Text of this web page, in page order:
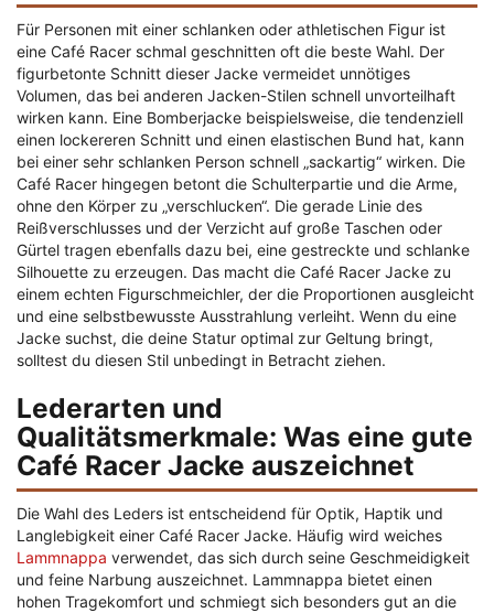
Für Personen mit einer schlanken oder athletischen Figur ist
eine Café Racer schmal geschnitten oft die beste Wahl. Der
figurbetonte Schnitt dieser Jacke vermeidet unnötiges
Volumen, das bei anderen Jacken-Stilen schnell unvorteilhaft
wirken kann. Eine Bomberjacke beispielsweise, die tendenziell
einen lockereren Schnitt und einen elastischen Bund hat, kann
bei einer sehr schlanken Person schnell „sackartig“ wirken. Die
Café Racer hingegen betont die Schulterpartie und die Arme,
ohne den Körper zu „verschlucken“. Die gerade Linie des
Reißverschlusses und der Verzicht auf große Taschen oder
Gürtel tragen ebenfalls dazu bei, eine gestreckte und schlanke
Silhouette zu erzeugen. Das macht die Café Racer Jacke zu
einem echten Figurschmeichler, der die Proportionen ausgleicht
und eine selbstbewusste Ausstrahlung verleiht. Wenn du eine
Jacke suchst, die deine Statur optimal zur Geltung bringt,
solltest du diesen Stil unbedingt in Betracht ziehen.
Lederarten und
Qualitätsmerkmale: Was eine gute
Café Racer Jacke auszeichnet
Die Wahl des Leders ist entscheidend für Optik, Haptik und
Langlebigkeit einer Café Racer Jacke. Häufig wird weiches
Lammnappa verwendet, das sich durch seine Geschmeidigkeit
und feine Narbung auszeichnet. Lammnappa bietet einen
hohen Tragekomfort und schmiegt sich besonders gut an die